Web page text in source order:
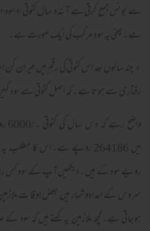
سے بونس جمع کرتی ہے آئندہ سال کٹوتی
ہے۔یعنی یہ سود مرکب کی ایک صورت ہے۔
٭ چند سالوں بعد اس کٹوتی کی رقم میں حیران
رفتاری سے ہوتا ہے۔ کہ اصل کٹوتی سے سود
روپے سود کے ہیں۔دیکھیں آپ کے سود کس
سروس کے اعدادوشمار ہیں بعض اوقا ت
ہوجاتی ہے۔کچھ ملازمین یہ کہتے ہیں کہ سود